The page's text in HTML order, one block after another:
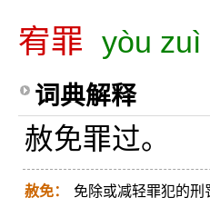
宥罪 yòu zuì
词典解释
赦免罪过。
赦免： 免除或减轻罪犯的刑